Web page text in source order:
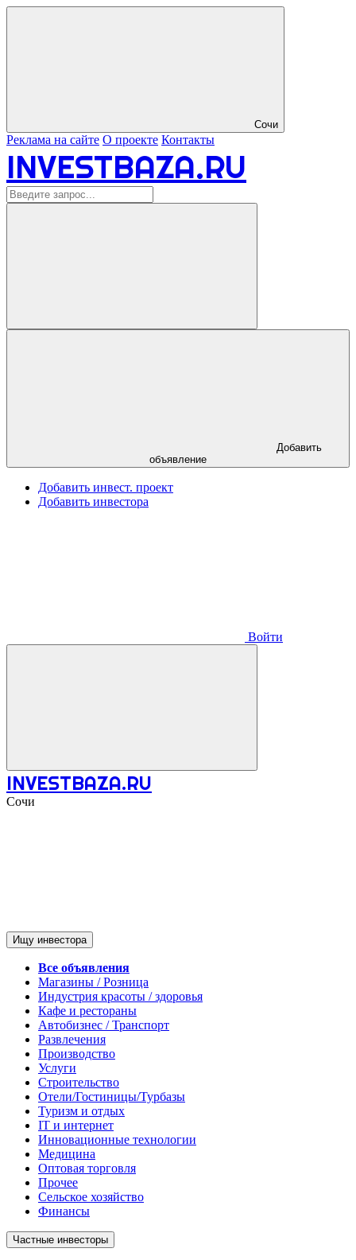
Сочи
Реклама на сайте О проекте Контакты
INVESTBAZA.RU
объявление
Добавить инвест. проект
Добавить инвестора
Войти
INVESTBAZA.RU
Сочи
Ищу инвестора
Все объявления
Магазины / Розница
Индустрия красоты / здоровья
Кафе и рестораны
Автобизнес / Транспорт
Развлечения
Производство
Услуги
Строительство
Отели/Гостиницы/Турбазы
Туризм и отдых
IT и интернет
Инновационные технологии
Медицина
Оптовая торговля
Прочее
Сельское хозяйство
Финансы
Частные инвесторы